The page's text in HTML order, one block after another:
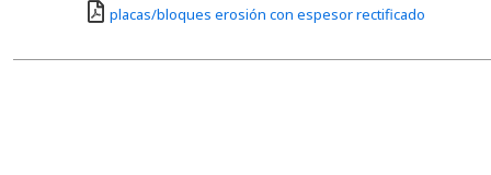
placas/bloques erosión con espesor rectificado